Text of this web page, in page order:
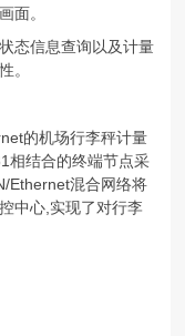
面。
态信息查询以及计量
。
的机场行李秤计量
相结合的终端节点采
Ethernet混合网络将
中心,实现了对行李